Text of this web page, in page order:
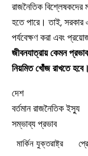
রাজনৈতিক
হতে পারে। তাই, সরকার
পর্যবেক্ষণ করা এবং
জীবনযাত্রায় কেমন
নিয়মিত খোঁজ রাখতে হবে।
দেশ
বর্তমান রাজনৈতিক ইস্যু
সম্ভাব্য প্রভাব
মার্কিন যুক্তরাষ্ট্র